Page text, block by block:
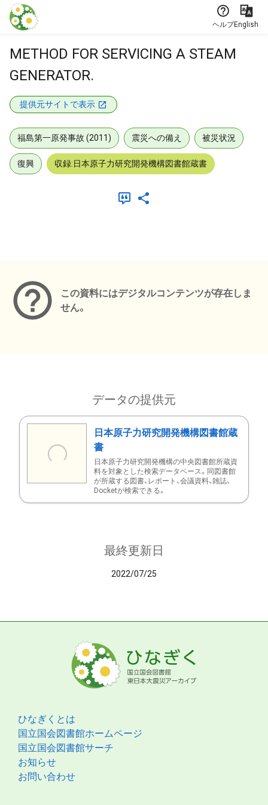
本文に飛ぶ
ヘルプEnglish
METHOD FOR SERVICING A STEAM
GENERATOR.
提供元サイトで表示
福島第一原発事故 (2011) 震災への備え 被災状況
復興 収録:日本原子力研究開発機構図書館蔵書
この資料にはデジタルコンテンツが存在しま
せん。
データの提供元
日本原子力研究開発機構図書館蔵
書
日本原子力研究開発機構の中央図書館所蔵資
料を対象とした検索データベース。同図書館
が所蔵する図書、レポート、会議資料、雑誌、
Docketが検索できる。
最終更新日
2022/07/25
ひなぎくとは
国立国会図書館ホームページ
国立国会図書館サーチ
お知らせ
お問い合わせ